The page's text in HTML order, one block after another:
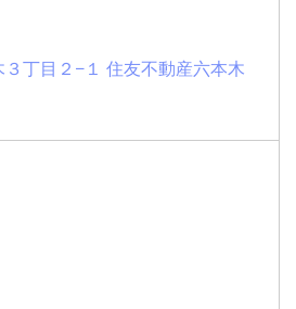
丁目２−１ 住友不動産六本木